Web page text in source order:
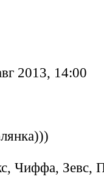
2013, 14:00
Чиффа, Зевс,